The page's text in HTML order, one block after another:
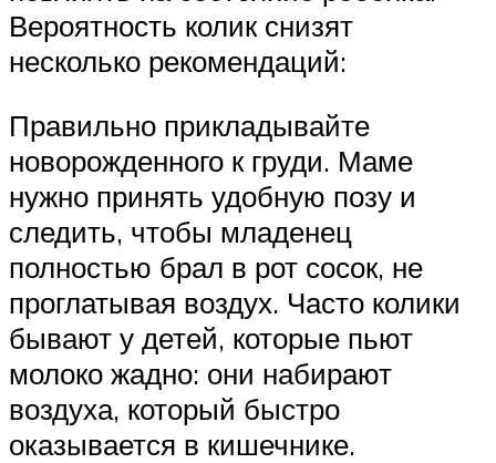
Вероятность колик снизят
несколько рекомендаций:
Правильно прикладывайте
новорожденного к груди. Маме
нужно принять удобную позу и
следить, чтобы младенец
полностью брал в рот сосок, не
проглатывая воздух. Часто колики
бывают у детей, которые пьют
молоко жадно: они набирают
воздуха, который быстро
оказывается в кишечнике.